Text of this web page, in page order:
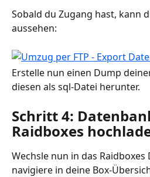
Sobald du Zugang hast, kann
aussehen:
Erstelle nun einen Dump
diesen als sql-Datei herunter.
Schritt 4:
Raidboxes
Wechsle nun in das
navigiere in deine Box-